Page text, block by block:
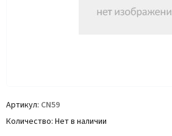
Артикул CN59
Количество Нет в наличии